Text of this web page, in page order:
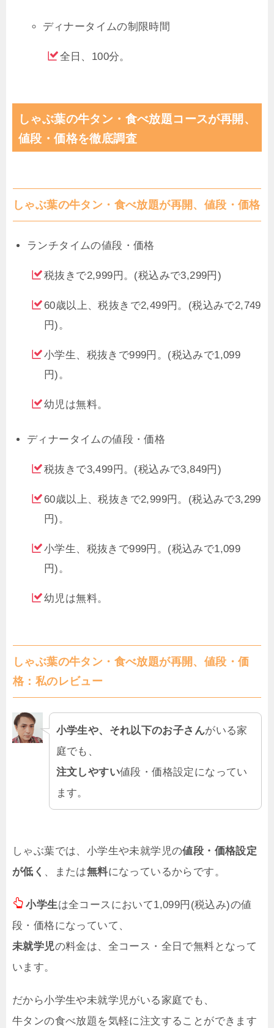
ディナータイムの制限時間
全日、100分。
しゃぶ葉の牛タン・食べ放題コースが再開、
値段・価格を徹底調査
しゃぶ葉の牛タン・食べ放題が再開、値段・価格
ランチタイムの値段・価格
税抜きで2,999円。(税込みで3,299円)
60歳以上、税抜きで2,499円。(税込みで2,749
円)。
小学生、税抜きで999円。(税込みで1,099
円)。
幼児は無料。
ディナータイムの値段・価格
税抜きで3,499円。(税込みで3,849円)
60歳以上、税抜きで2,999円。(税込みで3,299
円)。
小学生、税抜きで999円。(税込みで1,099
円)。
幼児は無料。
しゃぶ葉の牛タン・食べ放題が再開、値段・価
格：私のレビュー
小学生や、それ以下のお子さんがいる家
庭でも、
注文しやすい値段・価格設定になってい
ます。
しゃぶ葉では、小学生や未就学児の値段・価格設定
が低く 、または無料になっているからです。
小学生は全コースにおいて1,099円(税込み)の値
段・価格になっていて、
未就学児の料金は、全コース・全日で無料となって
います。
だから小学生や未就学児がいる家庭でも、
牛タンの食べ放題を気軽に注文することができます